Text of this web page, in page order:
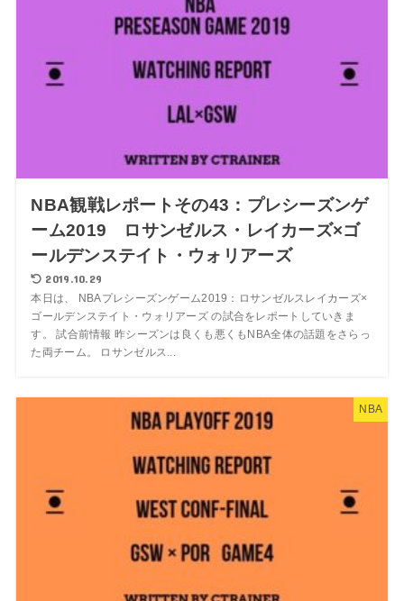
NBA観戦レポートその43：プレシーズンゲ
ーム2019 ロサンゼルス・レイカーズ×ゴ
ールデンステイト・ウォリアーズ
2019.10.29
本日は、 NBAプレシーズンゲーム2019：ロサンゼルスレイカーズ×
ゴールデンステイト・ウォリアーズ の試合をレポートしていきま
す。 試合前情報 昨シーズンは良くも悪くもNBA全体の話題をさらっ
た両チーム。 ロサンゼルス...
NBA